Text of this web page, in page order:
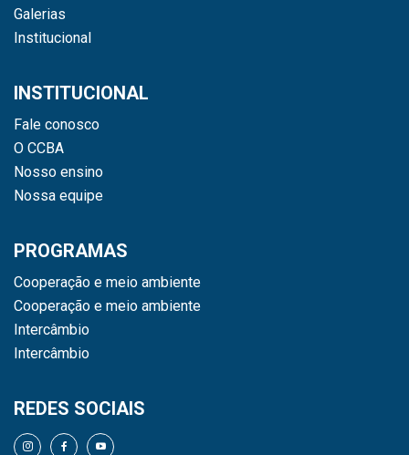
Galerias
Institucional
INSTITUCIONAL
Fale conosco
O CCBA
Nosso ensino
Nossa equipe
PROGRAMAS
Cooperação e meio ambiente
Cooperação e meio ambiente
Intercâmbio
Intercâmbio
REDES SOCIAIS